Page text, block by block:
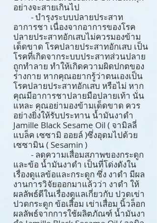
อย่างจะสายเกินไป
- บำรุงระบบปลายประสาท
อาการชา เนื่องจากอาการของโรค
ปลายประสาทอักเสบไม่ควรมองข้าม
เด็ดขาด โรคปลายประสาทอักเสบ เป็น
โรคที่เกิดจากระบบประสาทส่วนปลาย
ถูกทำลาย ทำให้เกิดความผิดปกตของ
ร่างกาย หากคุณอยากรู้ว่าตนเองเป็น
โรคปลายประสาทอักเสบ หรือไม่ หาก
คุณมีอาการชาปลายมือปลายเท้า นั่น
แหละ คุณอย่ามองข้ามเด็ดขาด ควร
อย่างยิ่งให้รับประทาน น้ำมันงาดำ
Jamille Black Sesame Oil ( จามิลลี่
แบล็ค เซซามิ ออยล์ )ซึ่งอุดมไปด้วย
เซซามิน ( Sesamin )
- ลดความเสื่อมสภาพของกระดูก
และข้อ น้ำมันงาดำ เป็นที่โด่งดังใน
เรื่องดูแลข้อและกระดูก ซึ่ง งาดำ มีผล
งานการวิจัยออกมาแล้วว่า งาดำ ให้
ผลลัพธ์ดีในเรื่องดูแลเกี่ยวกับ ปวดเข่า
ปวดกระดูก ข้อเสื่อม เข่าเสื่อม นิ้วล็อก
ผลลัพธ์จากการใช้ผลิตภัณฑ์ น้ำมันงา